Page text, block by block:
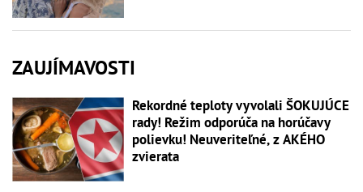
ZAUJÍMAVOSTI
Rekordné teploty vyvolali ŠOKUJÚCE
rady! Režim odporúča na horúčavy
polievku! Neuveriteľné, z AKÉHO
zvierata